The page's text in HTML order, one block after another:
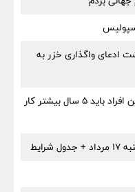
ادعای واگذاری خزر به
شرط جدید بازنشستگی اجرایی شد؛ این افراد باید ۵ سال بیشتر کار